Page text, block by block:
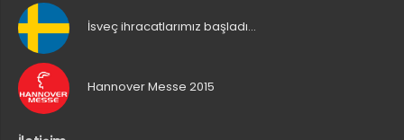
İsveç ihracatlarımız başladı…
Hannover Messe 2015